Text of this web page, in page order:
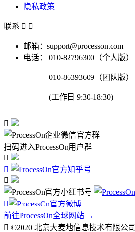
隐私政策
联系  
邮箱：support@processon.com
电话：
010-82796300（个人版）
010-86393609（团队版）
(工作日 9:30-18:30)

扫码进入ProcessOn用户群




前往ProcessOn全球网站 →
 ©2020 北京大麦地信息技术有限公司